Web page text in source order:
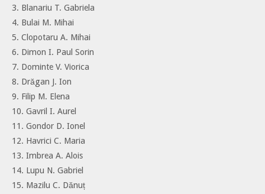
3. Blanariu T. Gabriela
4. Bulai M. Mihai
5. Clopotaru A. Mihai
6. Dimon I. Paul Sorin
7. Dominte V. Viorica
8. Drăgan J. Ion
9. Filip M. Elena
10. Gavril I. Aurel
11. Gondor D. Ionel
12. Havrici C. Maria
13. Imbrea A. Alois
14. Lupu N. Gabriel
15. Mazilu C. Dănuț